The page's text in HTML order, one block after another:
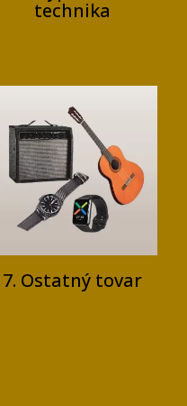
technika
7. Ostatný tovar